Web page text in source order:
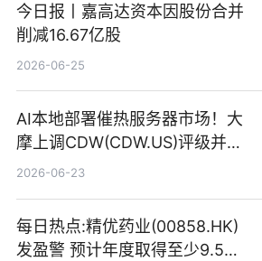
今日报丨嘉高达资本因股份合并
削减16.67亿股
2026-06-25
AI本地部署催热服务器市场！大
摩上调CDW(CDW.US)评级并看
高IBM(IBM.US)戴尔(DELL.US)
2026-06-23
每日热点:精优药业(00858.HK)
发盈警 预计年度取得至少9.5亿